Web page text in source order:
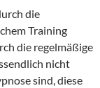
die
Training
die regelmäßige
nicht
sind, diese